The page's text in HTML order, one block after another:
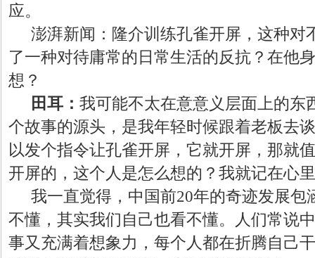
应。
澎湃新闻：隆介训练孔雀开屏，这种对
了一种对待庸常的日常生活的反抗？在他
想？
田耳： 我可能不太在意意义层面上的东
个故事的源头，是我年轻时候跟着老板去
以发个指令让孔雀开屏，它就开屏，那就
开屏的，这个人是怎么想的？我就记在心
我一直觉得，中国前20年的奇迹发展包
不懂，其实我们自己也看不懂。人们常说
事又充满着想象力，每个人都在折腾自己